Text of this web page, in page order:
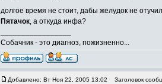
долгое время не стоит, дабы желудок не
Пятачок, а откуда инфа?
Собачник - это диагноз, пожизненно...
Добавлено: Вт Ноя 22, 2005 13:02 Заголовок